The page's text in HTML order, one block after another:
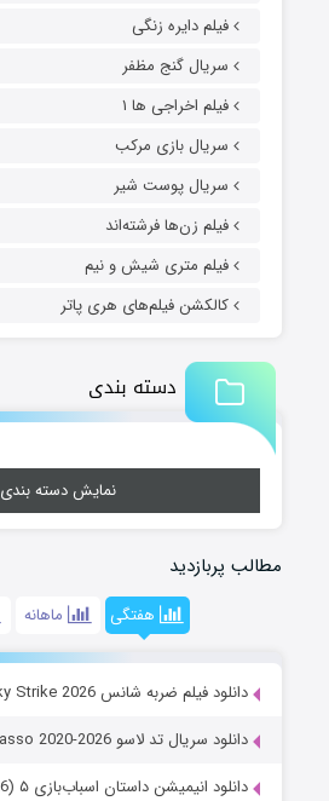
فیلم دایره زنگی
سریال گنج مظفر
فیلم اخراجی ها ۱
سریال بازی مرکب
سریال پوست شیر
فیلم زن‌ها فرشته‌اند
فیلم متری شیش و نیم
کالکشن فیلم‌های هری پاتر
دسته بندی
نمایش دسته بندی
مطالب پربازدید
هفتگی ماهانه
دانلود فیلم ضربه شانس Lucky Strike 2026
دانلود سریال تد لاسو Ted Lasso 2020-2026
دانلود انیمیشن داستان اسباب‌بازی ۵ Toy Story 5 (2026)